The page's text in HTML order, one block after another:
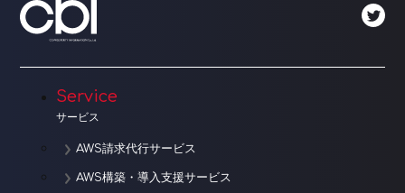
Service
サービス
AWS請求代行サービス
AWS構築・導入支援サービス